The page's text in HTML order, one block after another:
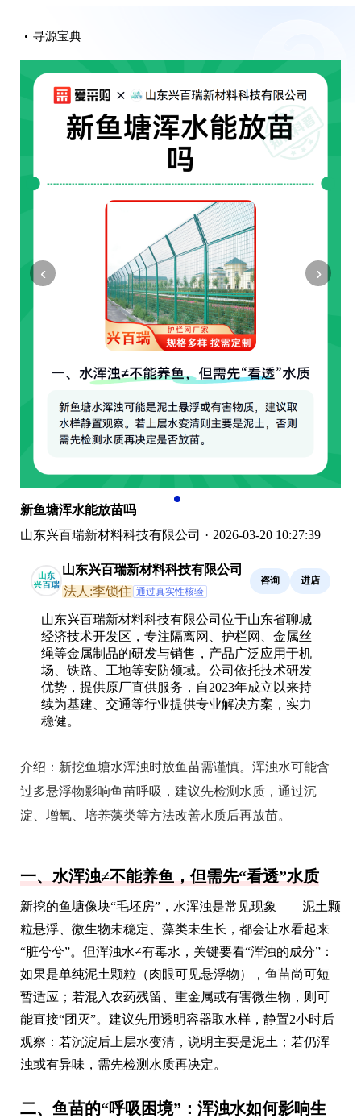
寻源宝典
‹ ›
新鱼塘浑水能放苗吗
山东兴百瑞新材料科技有限公司 · 2026-03-20 10:27:39
山东兴百瑞新材料科技有限公司
法人:李锁住 通过真实性核验
咨询 进店
山东兴百瑞新材料科技有限公司位于山东省聊城
经济技术开发区，专注隔离网、护栏网、金属丝
绳等金属制品的研发与销售，产品广泛应用于机
场、铁路、工地等安防领域。公司依托技术研发
优势，提供原厂直供服务，自2023年成立以来持
续为基建、交通等行业提供专业解决方案，实力
稳健。
介绍： 新挖鱼塘水浑浊时放鱼苗需谨慎。浑浊水可能含
过多悬浮物影响鱼苗呼吸，建议先检测水质，通过沉
淀、增氧、培养藻类等方法改善水质后再放苗。
一、水浑浊≠不能养鱼，但需先“看透”水质
新挖的鱼塘像块“毛坯房”，水浑浊是常见现象——泥土颗
粒悬浮、微生物未稳定、藻类未生长，都会让水看起来
“脏兮兮”。但浑浊水≠有毒水，关键要看“浑浊的成分”：
如果是单纯泥土颗粒（肉眼可见悬浮物），鱼苗尚可短
暂适应；若混入农药残留、重金属或有害微生物，则可
能直接“团灭”。建议先用透明容器取水样，静置2小时后
观察：若沉淀后上层水变清，说明主要是泥土；若仍浑
浊或有异味，需先检测水质再决定。
二、鱼苗的“呼吸困境”：浑浊水如何影响生